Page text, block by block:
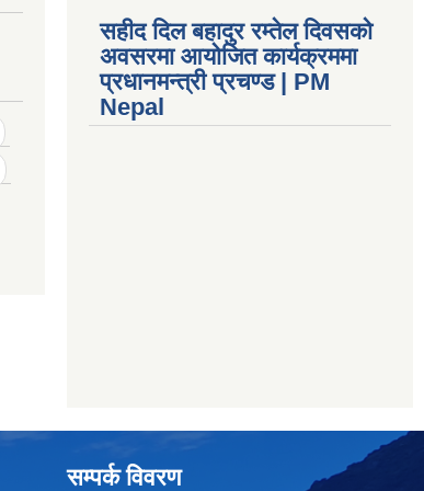
सहीद दिल बहादुर रम्तेल दिवसको
अवसरमा आयोजित कार्यक्रममा
प्रधानमन्त्री प्रचण्ड | PM
Nepal
सम्पर्क विवरण